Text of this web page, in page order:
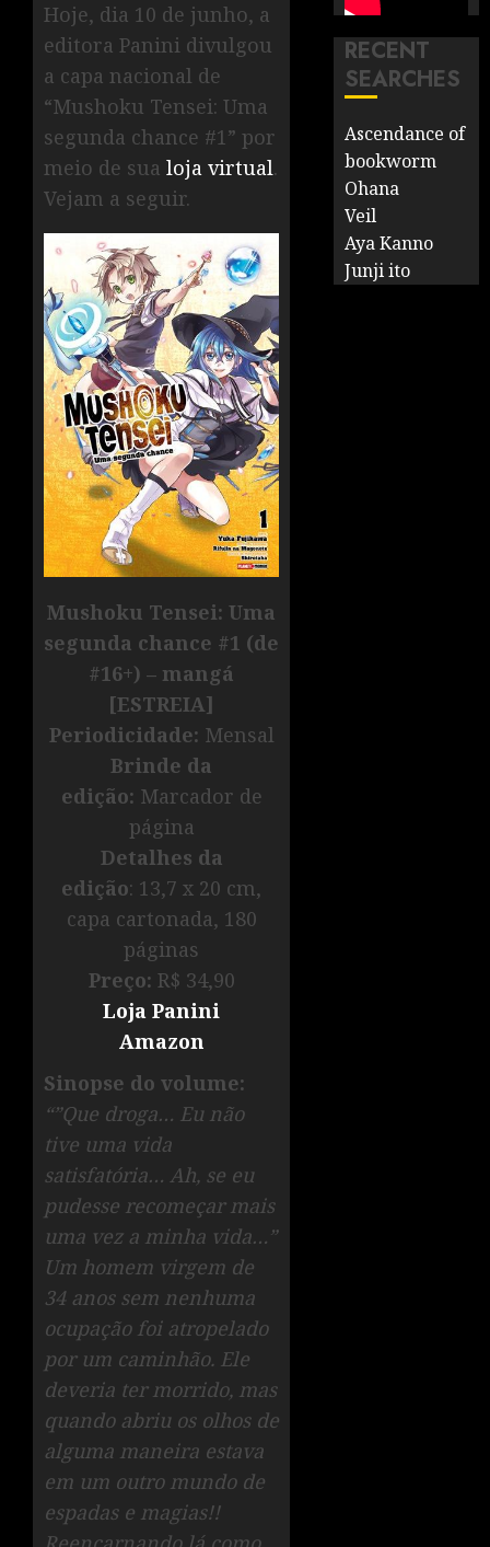
Hoje, dia 10 de junho, a
editora Panini divulgou
a capa nacional de
“Mushoku Tensei: Uma
segunda chance #1” por
meio de sua loja virtual.
Vejam a seguir.
Mushoku Tensei: Uma
segunda chance #1 (de
#16+) – mangá
[ESTREIA]
Periodicidade: Mensal
Brinde da
edição: Marcador de
página
Detalhes da
edição: 13,7 x 20 cm,
capa cartonada, 180
páginas
Preço: R$ 34,90
Loja Panini
Amazon
Sinopse do volume:
“”Que droga… Eu não
tive uma vida
satisfatória… Ah, se eu
pudesse recomeçar mais
uma vez a minha vida…”
Um homem virgem de
34 anos sem nenhuma
ocupação foi atropelado
por um caminhão. Ele
deveria ter morrido, mas
quando abriu os olhos de
alguma maneira estava
em um outro mundo de
espadas e magias!!
RECENT
SEARCHES
Ascendance of
bookworm
Ohana
Veil
Aya Kanno
Junji ito